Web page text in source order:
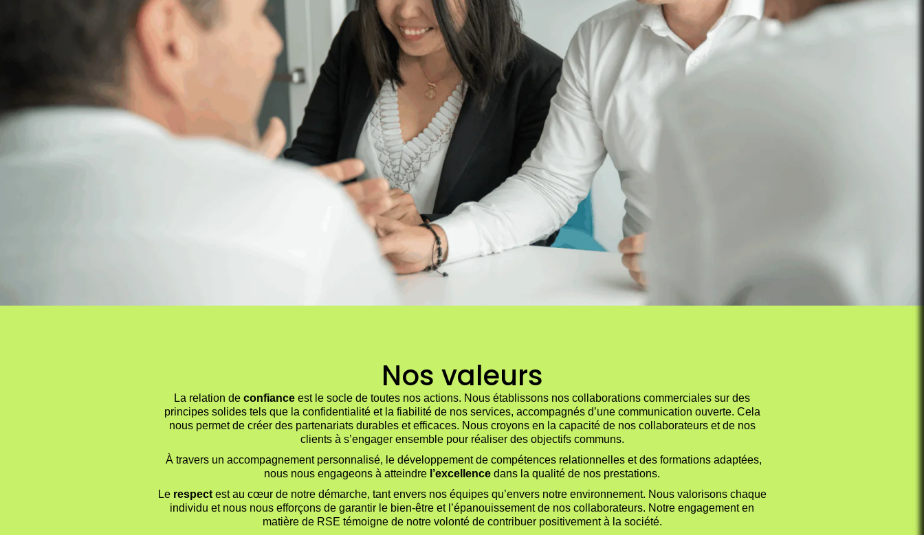
Nos valeurs
La relation de confiance est le socle de toutes nos actions. Nous établissons nos collaborations commerciales sur des
principes solides tels que la confidentialité et la fiabilité de nos services, accompagnés d’une communication ouverte. Cela
nous permet de créer des partenariats durables et efficaces. Nous croyons en la capacité de nos collaborateurs et de nos
clients à s’engager ensemble pour réaliser des objectifs communs.
À travers un accompagnement personnalisé, le développement de compétences relationnelles et des formations adaptées,
nous nous engageons à atteindre l’excellence dans la qualité de nos prestations.
Le respectest au cœur de notre démarche, tant envers nos équipes qu’envers notre environnement. Nous valorisons chaque
individu et nous nous efforçons de garantir le bien-être et l’épanouissement de nos collaborateurs. Notre engagement en
matière de RSE témoigne de notre volonté de contribuer positivement à la société.